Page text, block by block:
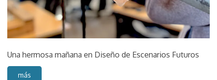
Una hermosa mañana en Diseño de Escenarios Futuros
más